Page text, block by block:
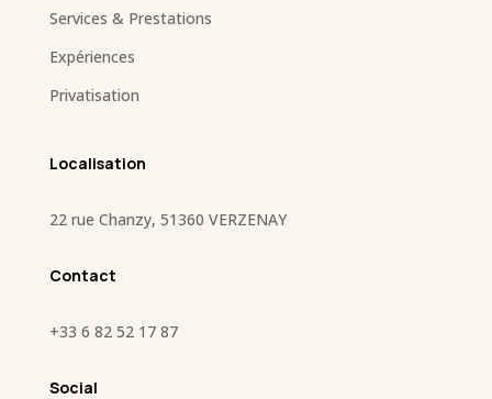
Services & Prestations
Expériences
Privatisation
Localisation
22 rue Chanzy, 51360 VERZENAY
Contact
+33 6 82 52 17 87
Social